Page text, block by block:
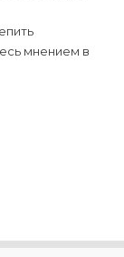
мнением в